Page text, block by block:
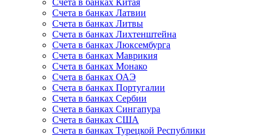
Счета в банках Китая
Счета в банках Латвии
Счета в банках Литвы
Счета в банках Лихтенштейна
Счета в банках Люксембурга
Счета в банках Маврикия
Счета в банках Монако
Счета в банках ОАЭ
Счета в банках Португалии
Счета в банках Сербии
Счета в банках Сингапура
Счета в банках США
Счета в банках Турецкой Республики